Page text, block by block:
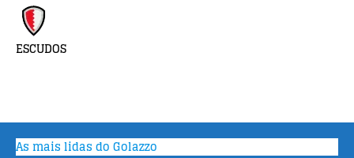
ESCUDOS
As mais lidas do Golazzo